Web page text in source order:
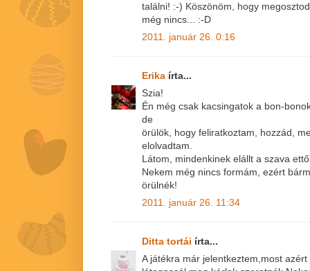
találni! :-) Köszönöm, hogy
még nincs... :-D
2011. január 26. 0:16
Erika írta...
Szia!
Én még csak kacsingatok a bon-
de
örülök, hogy feliratkoztam, hozzád,
elolvadtam.
Látom, mindenkinek elállt a szava
Nekem még nincs formám, ezért
örülnék!
2011. január 26. 11:34
Ditta tortái írta...
A játékra már jelentkeztem,most